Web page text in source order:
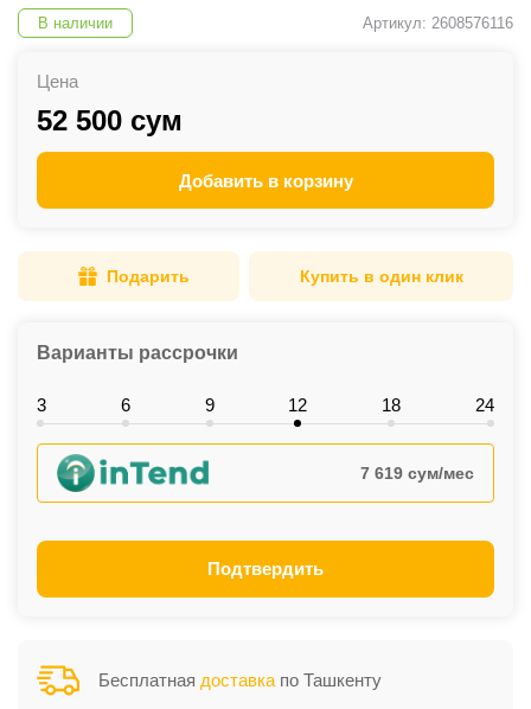
В наличии Артикул: 2608576116
Цена
52 500 сум
Добавить в корзину
Подарить Купить в один клик
Варианты рассрочки
3 6 9 12 18 24
7 619 сум/мес
Подтвердить
Бесплатная доставка по Ташкенту